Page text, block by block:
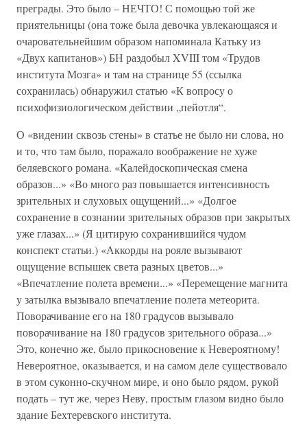
преграды. Это было – НЕЧТО! С помощью той же
приятельницы (она тоже была девочка увлекающаяся и
очаровательнейшим образом напоминала Катьку из
«Двух капитанов») БН раздобыл XVIII том «Трудов
института Мозга» и там на странице 55 (ссылка
сохранилась) обнаружил статью «К вопросу о
психофизиологическом действии „пейотля“.
О «видении сквозь стены» в статье не было ни слова, но
и то, что там было, поражало воображение не хуже
беляевского романа. «Калейдоскопическая смена
образов...» «Во много раз повышается интенсивность
зрительных и слуховых ощущений...» «Долгое
сохранение в сознании зрительных образов при закрытых
уже глазах...» (Я цитирую сохранившийся чудом
конспект статьи.) «Аккорды на рояле вызывают
ощущение вспышек света разных цветов...»
«Впечатление полета времени...» «Перемещение магнита
у затылка вызывало впечатление полета метеорита.
Поворачивание его на 180 градусов вызывало
поворачивание на 180 градусов зрительного образа...»
Это, конечно же, было прикосновение к Невероятному!
Невероятное, оказывается, и на самом деле существовало
в этом суконно-скучном мире, и оно было рядом, рукой
подать – тут же, через Неву, простым глазом видно было
здание Бехтеревского института.